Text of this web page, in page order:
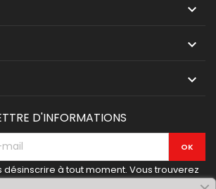



D'INFORMATIONS
désinscrire à tout moment. Vous trouverez
de contact dans les conditions